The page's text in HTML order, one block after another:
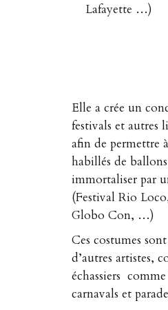
Lafayette …)
Elle a crée un
festivals et autres
afin de permettre
habillés de
immortaliser par
(Festival Rio
Globo Con, …)
Ces costumes
d’autres artistes,
échassiers
carnavals et